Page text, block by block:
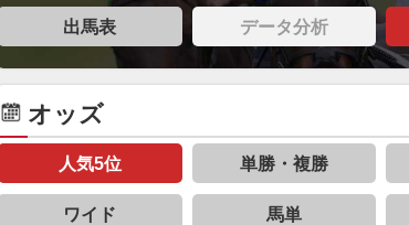
出馬表 データ分析
オッズ
人気5位 単勝・複勝
ワイド 馬単